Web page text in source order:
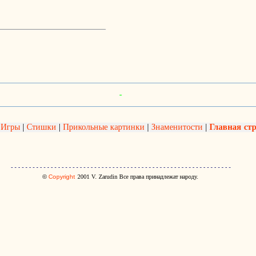
-
Игры Стишки Прикольные картинки Знаменитости Главная
- - - - - - - - - - - - - - - - - - - - - - - - - - - - - - - - - - - - - - - - - - - - - - - - - - - - - - - - - - - - -
©Copyright 2001 V. Zarudin Все права принадлежат народу.